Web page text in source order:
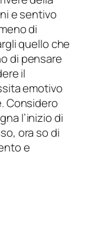
e sentivo
di
quello che
di pensare
il
emotivo
Considero
l’inizio di
ora so di
e